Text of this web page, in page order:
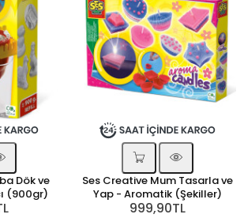
Dök ve
(900gr)
Ses Creative Mum Tasarla ve
Yap - Aromatik (Şekiller)
999,90TL